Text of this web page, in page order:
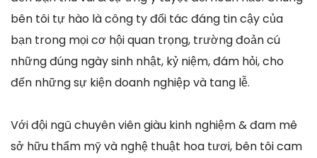
bên tôi tự hào là công ty đối tác đáng tin cậy của
bạn trong mọi cơ hội quan trọng, trường đoản cú
những đúng ngày sinh nhật, kỷ niệm, đám hỏi, cho
đến những sự kiện doanh nghiệp và tang lễ.
Với đội ngũ chuyên viên giàu kinh nghiệm & đam mê
sở hữu thẩm mỹ và nghệ thuật hoa tươi, bên tôi cam